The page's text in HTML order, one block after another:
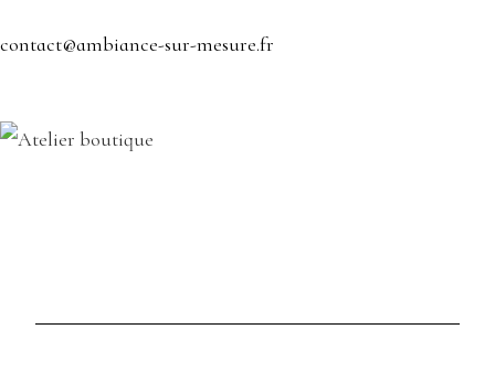
contact@ambiance-sur-mesure.fr